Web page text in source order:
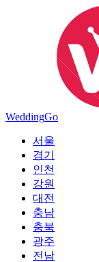
WeddingGo
서울
경기
인천
강원
대전
충남
충북
광주
전남